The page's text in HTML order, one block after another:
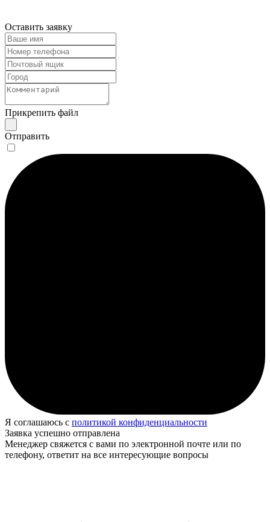
Оставить заявку
Прикрепить файл
Отправить
Я соглашаюсь с политикой конфиденциальности
Заявка успешно отправлена
Менеджер свяжется с вами по электронной почте или по
телефону, ответит на все интересующие вопросы